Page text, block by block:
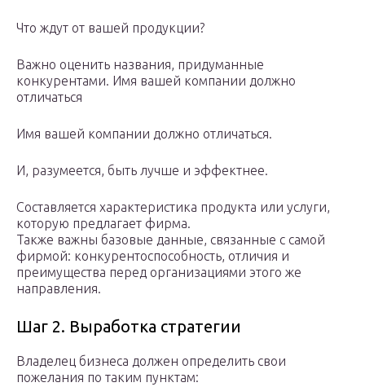
Что ждут от вашей продукции?
Важно оценить названия, придуманные
конкурентами. Имя вашей компании должно
отличаться
Имя вашей компании должно отличаться.
И, разумеется, быть лучше и эффектнее.
Составляется характеристика продукта или услуги,
которую предлагает фирма.
Также важны базовые данные, связанные с самой
фирмой: конкурентоспособность, отличия и
преимущества перед организациями этого же
направления.
Шаг 2. Выработка стратегии
Владелец бизнеса должен определить свои
пожелания по таким пунктам: